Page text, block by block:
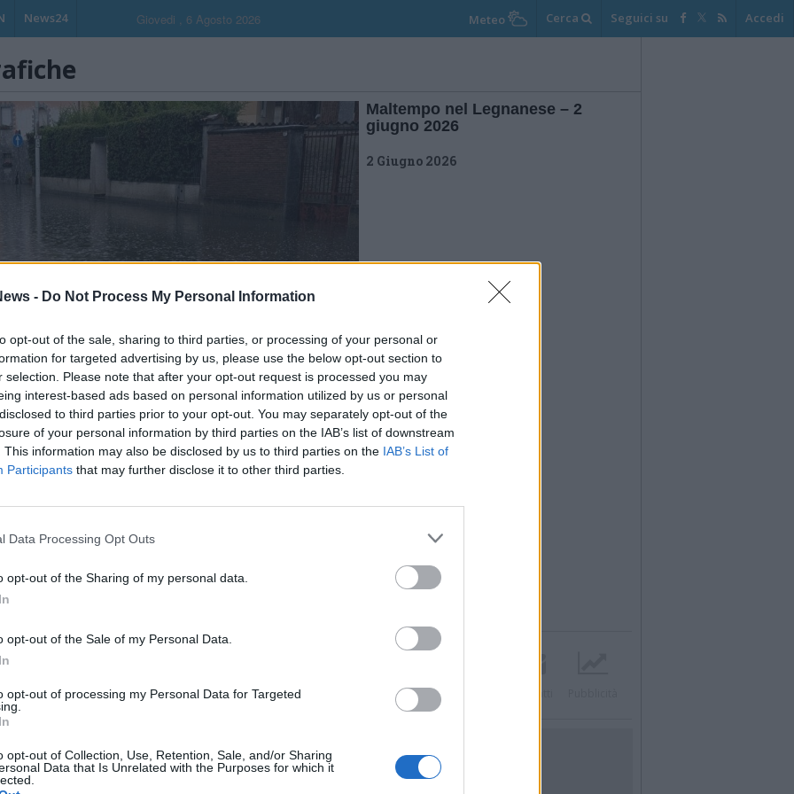
- Do Not Process My Personal Information
opt-out of the sale, sharing to third parties, or processing of your personal or
for targeted advertising by us, please use the below opt-out section to
selection. Please note that after your opt-out request is processed you may
interest-based ads based on personal information utilized by us or personal
to third parties prior to your opt-out. You may separately opt-out of the
of your personal information by third parties on the IAB’s list of downstream
This information may also be disclosed by us to third parties on the IAB’s List of
Participants that may further disclose it to other third parties.
Data Processing Opt Outs
opt-out of the Sharing of my personal data.
opt-out of the Sale of my Personal Data.
opt-out of processing my Personal Data for Targeted
opt-out of Collection, Use, Retention, Sale, and/or Sharing
Data that Is Unrelated with the Purposes for which it
News24 Giovedi , 6 Agosto 2026 Meteo Cerca Seguici su Accedi
strade allagate, sottopassi chiusi e alberi caduti
Maltempo nel Legnanese – 2
giugno 2026
2 Giugno 2026
Registrati Redazione Invia notizia Feed RSS Twitter
Gallerie Fotografiche
Web TV
Foto dei lettori
Auguri